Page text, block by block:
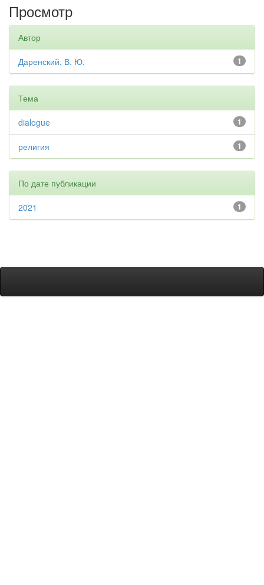
Просмотр
Автор
1
Даренский, В. Ю.
Тема
1
dialogue
1
религия
По дате публикации
1
2021